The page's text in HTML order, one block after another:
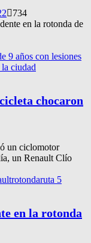
734
en la rotonda de
9 años con lesiones
ciudad
chocaron
un ciclomotor
un Renault Clío
rotondaruta 5
en la rotonda